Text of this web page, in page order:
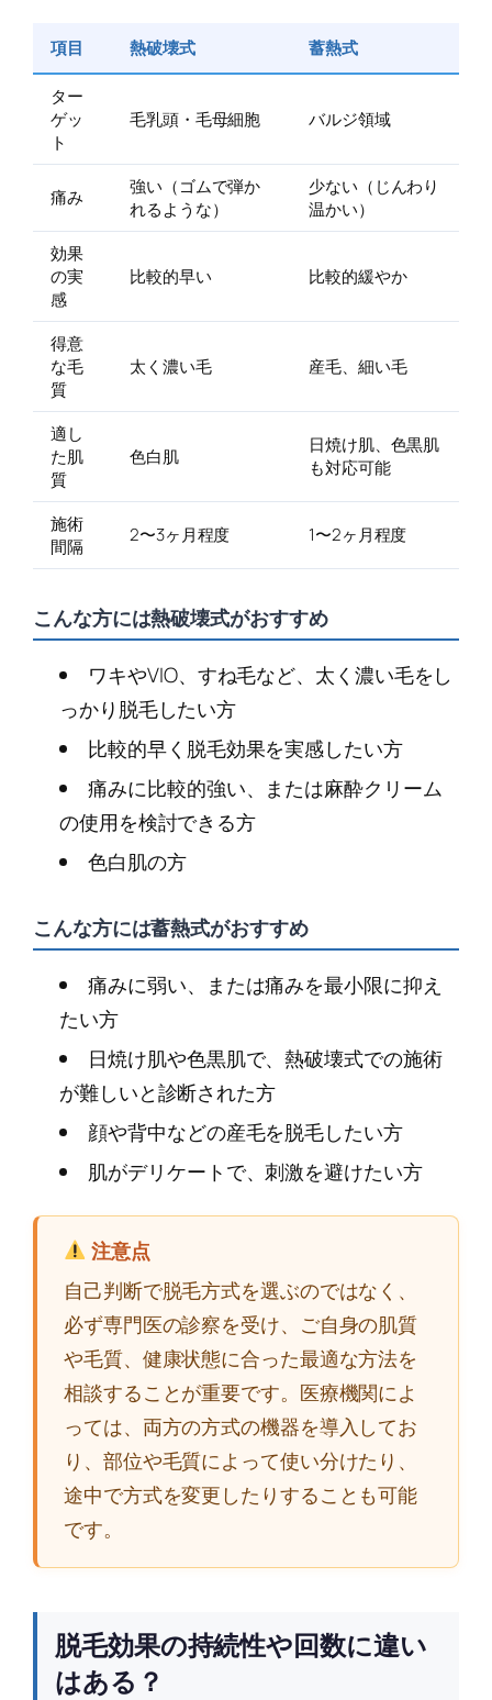
項目 熱破壊式 蓄熱式
ター
ゲッ
ト
毛乳頭・毛母細胞 バルジ領域
痛み
強い（ゴムで弾か
れるような）
少ない（じんわり
温かい）
効果
の実
感
比較的早い 比較的緩やか
得意
な毛
質
太く濃い毛 産毛、細い毛
適し
た肌
質
色白肌
日焼け肌、色黒肌
も対応可能
施術
間隔
2〜3ヶ月程度 1〜2ヶ月程度
こんな方には熱破壊式がおすすめ
ワキやVIO、すね毛など、太く濃い毛をし
っかり脱毛したい方
比較的早く脱毛効果を実感したい方
痛みに比較的強い、または麻酔クリーム
の使用を検討できる方
色白肌の方
こんな方には蓄熱式がおすすめ
痛みに弱い、または痛みを最小限に抑え
たい方
日焼け肌や色黒肌で、熱破壊式での施術
が難しいと診断された方
顔や背中などの産毛を脱毛したい方
肌がデリケートで、刺激を避けたい方
注意点
自己判断で脱毛方式を選ぶのではなく、
必ず専門医の診察を受け、ご自身の肌質
や毛質、健康状態に合った最適な方法を
相談することが重要です。医療機関によ
っては、両方の方式の機器を導入してお
り、部位や毛質によって使い分けたり、
途中で方式を変更したりすることも可能
です。
脱毛効果の持続性や回数に違い
はある？